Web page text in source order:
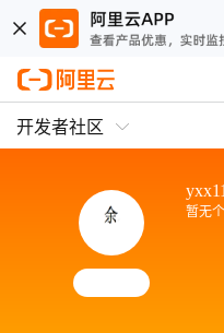
开发者社区
暂无